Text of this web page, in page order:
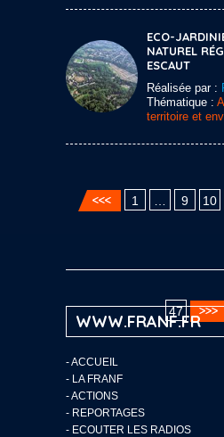
ECO-
NATUREL
ESCAUT
Réalisée par :
Thématique :
territoire et
1 9 10
47
WWW.FRANF.FR
-ACCUEIL
- LA FRANF
-ACTIONS
- REPORTAGES
- ECOUTER LES RADIOS